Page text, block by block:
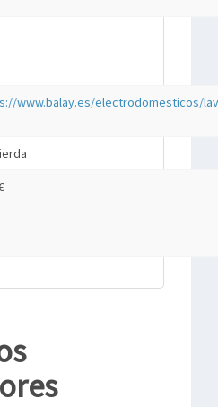
www.balay.es/electrodomesticos/